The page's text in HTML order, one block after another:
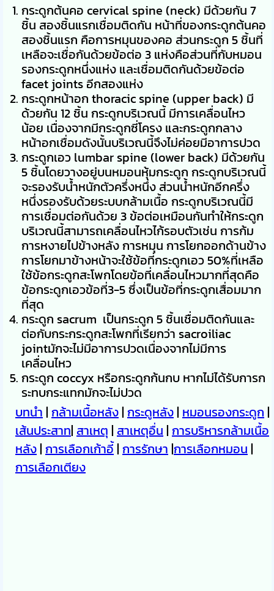
กระดูกต้นคอ cervical spine (neck) มีด้วยกัน 7
ชิ้น สองชิ้นแรกเชื่อมติดกัน หน้าที่ของกระดูกต้นคอ
สองชิ้นแรก คือการหมุนของคอ ส่วนกระดูก 5 ชิ้นที่
เหลือจะเชื่อกันด้วยข้อต่อ 3 แห่งคือส่วนที่กับหมอน
รองกระดูกหนึ่งแห่ง และเชื่อมติดกันด้วยข้อต่อ
facet joints อีกสองแห่ง
กระดูกหน้าอก thoracic spine (upper back) มี
ด้วยกัน 12 ชิ้น กระดูกบริเวณนี้ มีการเคลื่อนไหว
น้อย เนื่องจากมีกระดูกซี่โครง และกระดูกกลาง
หน้าอกเชื่อมดังนั้นบริเวณนี้จึงไม่ค่อยมีอาการปวด
กระดูกเอว lumbar spine (lower back) มีด้วยกัน
5 ชิ้นโดยวางอยู่บนหมอนหุ้มกระดูก กระดูกบริเวณนี้
จะรองรับน้ำหนักตัวครึ่งหนึ่ง ส่วนน้ำหนักอีกครึ่ง
หนึ่งรองรับด้วยระบบกล้ามเนื้อ กระดูกบริเวณนี้มี
การเชื่อมต่อกันด้วย 3 ข้อต่อเหมือนกันทำให้กระดูก
บริเวณนี้สามารถเคลื่อนไหวไก้รอบตัวเช่น การก้ม
การหงายไปข้างหลัง การหมุน การโยกออกด้านข้าง
การโยกมาข้างหน้าจะใช้ข้อที่กระดูกเอว 50%ที่เหลือ
ใช้ข้อกระดูกสะโพกโดยข้อที่เคลื่อนไหวมากที่สุดคือ
ข้อกระดูกเอวข้อที่3-5 ซึ่งเป็นข้อที่กระดูกเสื่อมมาก
ที่สุด
กระดูก sacrum เป็นกระดูก 5 ชิ้นเชื่อมติดกันและ
ต่อกับกระกระดูกสะโพกที่เรียกว่า sacroiliac
jointมักจะไม่มีอาการปวดเนื่องจากไม่มีการ
เคลื่อนไหว
กระดูก coccyx หรือกระดูกก้นกบ หากไม่ได้รับการก
ระทบกระแทกมักจะไม่ปวด
บทนำ | กล้ามเนื้อหลัง| กระดูหลัง| หมอนรองกระดูก |
เส้นประสาท| สาเหตุ | สาเหตุอื่น | การบริหารกล้ามเนื้อ
หลัง| การเลือกเก้าอี้| การรักษา |การเลือกหมอน |
การเลือกเตียง